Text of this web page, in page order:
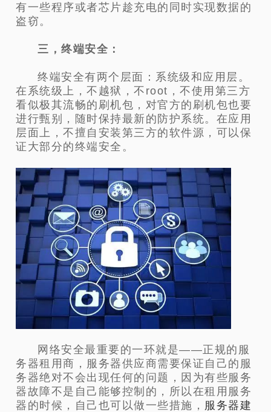
有一些程序或者芯片趁充电的同时实现数据的
盗窃。
三，终端安全：
终端安全有两个层面：系统级和应用层。
在系统级上，不越狱，不root，不使用第三方
看似极其流畅的刷机包，对官方的刷机包也要
进行甄别，随时保持最新的防护系统。在应用
层面上，不擅自安装第三方的软件源，可以保
证大部分的终端安全。
网络安全最重要的一环就是——正规的服
务器租用商，服务器供应商需要保证自己的服
务器绝对不会出现任何的问题，因为有些服务
器故障不是自己能够控制的，所以在租用服务
器的时候，自己也可以做一些措施， 服务器建